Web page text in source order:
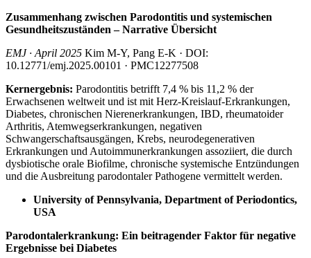
Zusammenhang zwischen Parodontitis und systemischen
Gesundheitszuständen – Narrative Übersicht
EMJ · April 2025 Kim M-Y, Pang E-K · DOI:
10.12771/emj.2025.00101 · PMC12277508
Kernergebnis: Parodontitis betrifft 7,4 % bis 11,2 % der
Erwachsenen weltweit und ist mit Herz-Kreislauf-Erkrankungen,
Diabetes, chronischen Nierenerkrankungen, IBD, rheumatoider
Arthritis, Atemwegserkrankungen, negativen
Schwangerschaftsausgängen, Krebs, neurodegenerativen
Erkrankungen und Autoimmunerkrankungen assoziiert, die durch
dysbiotische orale Biofilme, chronische systemische Entzündungen
und die Ausbreitung parodontaler Pathogene vermittelt werden.
University of Pennsylvania, Department of Periodontics,
USA
Parodontalerkrankung: Ein beitragender Faktor für negative
Ergebnisse bei Diabetes